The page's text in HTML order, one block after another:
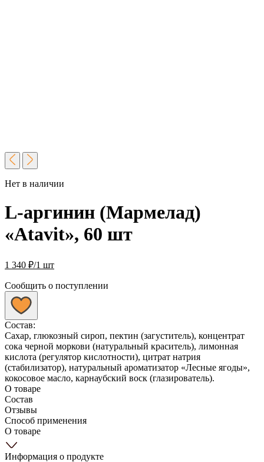
Нет в наличии
L-аргинин (Мармелад)
«Atavit», 60 шт
1 340 ₽/1 шт
Сообщить о поступлении
Состав:
Сахар, глюкозный сироп, пектин (загуститель), концентрат
сока черной моркови (натуральный краситель), лимонная
кислота (регулятор кислотности), цитрат натрия
(стабилизатор), натуральный ароматизатор «Лесные ягоды»,
кокосовое масло, карнаубский воск (глазирователь).
О товаре
Состав
Отзывы
Способ применения
О товаре
Информация о продукте